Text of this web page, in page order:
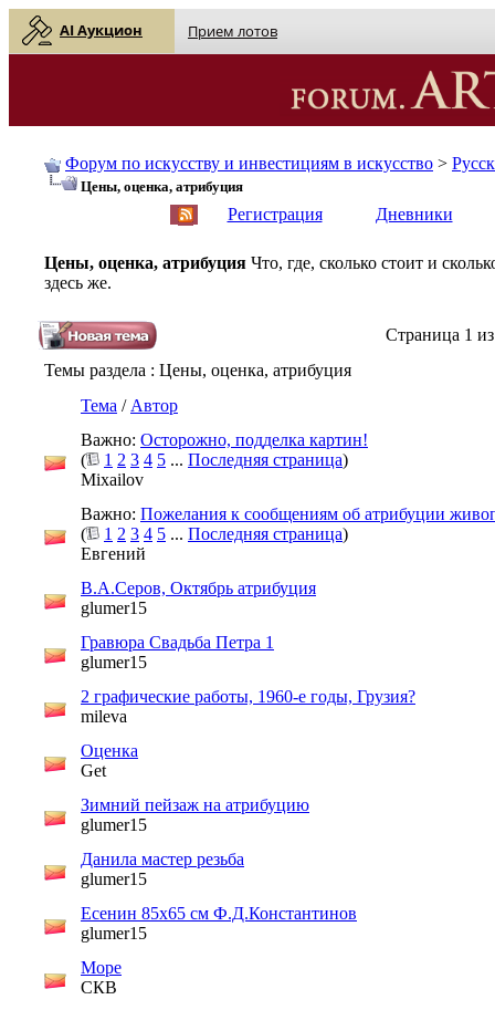
AI Аукцион Прием лотов
Форум по искусству и инвестициям в искусство >
Цены, оценка, атрибуция
Регистрация Дневники
Цены, оценка, атрибуция Что, где, сколько стоит и
здесь же.
Страница 1
Темы раздела : Цены, оценка, атрибуция
Тема / Автор
Важно: Осторожно, подделка картин!
(
1 2 3 4 5 ... Последняя страница)
Mixailov
Важно: Пожелания к сообщениям об атрибуции
(
1 2 3 4 5 ... Последняя страница)
Евгений
В.А.Серов, Октябрь атрибуция
glumer15
Гравюра Свадьба Петра 1
glumer15
2 графические работы, 1960-е годы, Грузия?
mileva
Оценка
Get
Зимний пейзаж на атрибуцию
glumer15
Данила мастер резьба
glumer15
Есенин 85х65 см Ф.Д.Константинов
glumer15
Море
СКВ